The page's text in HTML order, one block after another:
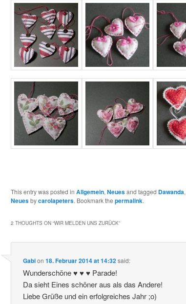
This entry was posted in Allgemein, Neuesand tagged Dawanda,
Neuesbycarolapeters. Bookmark the permalink.
2 THOUGHTS ON “WIR MELDEN UNS ZURÜCK”
Gabion18. Februar 2014 at 14:32said:
Wunderschöne ♥ ♥ ♥ Parade!
Da sieht Eines schöner aus als das Andere!
Liebe Grüße und ein erfolgreiches Jahr ;o)